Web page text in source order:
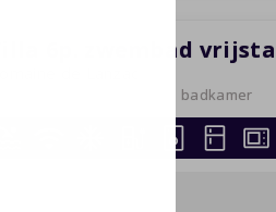
Villa 6p. zwembad
1 badkamer